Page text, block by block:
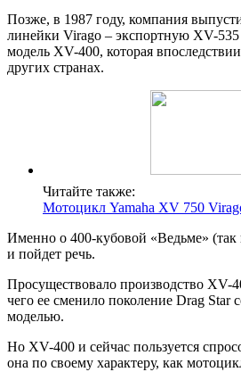
Позже, в 1987 году, компания
линейки Virago – экспортную XV-
модель XV-400, которая
других странах.
Читайте также:
Мотоцикл Yamaha XV 750
Именно о 400-кубовой «Ведьме» (так
и пойдет речь.
Просуществовало производство XV-
чего ее сменило поколение Drag Star
моделью.
Но XV-400 и сейчас пользуется
она по своему характеру, как